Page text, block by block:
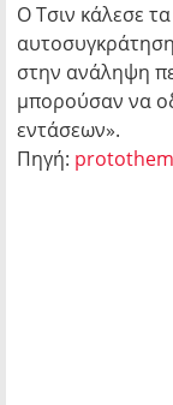
Ο Τσιν κάλεσε
στην ανάληψη
μπορούσαν να
εντάσεων».
Πηγή: